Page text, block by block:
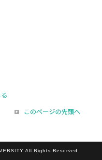
このページの先頭へ
All Rights Reserved.